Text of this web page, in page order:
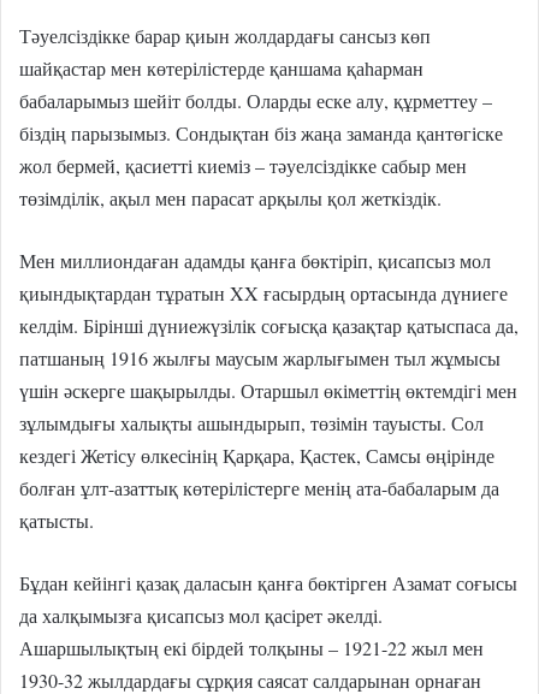
Тәуелсіздікке барар қиын жолдардағы сансыз көп
шайқастар мен көтерілістерде қаншама қаһарман
бабаларымыз шейіт болды. Оларды еске алу, құрметтеу –
біздің парызымыз. Сондықтан біз жаңа заманда қантөгіске
жол бермей, қасиетті киеміз – тәуелсіздікке сабыр мен
төзімділік, ақыл мен парасат арқылы қол жеткіздік.
Мен миллиондаған адамды қанға бөктіріп, қисапсыз мол
қиындықтардан тұратын XX ғасырдың ортасында дүниеге
келдім. Бірінші дүниежүзілік соғысқа қазақтар қатыспаса да,
патшаның 1916 жылғы маусым жарлығымен тыл жұмысы
үшін әскерге шақырылды. Отаршыл өкіметтің өктемдігі мен
зұлымдығы халықты ашындырып, төзімін тауысты. Сол
кездегі Жетісу өлкесінің Қарқара, Қастек, Самсы өңірінде
болған ұлт-азаттық көтерілістерге менің ата-бабаларым да
қатысты.
Бұдан кейінгі қазақ даласын қанға бөктірген Азамат соғысы
да халқымызға қисапсыз мол қасірет әкелді.
Ашаршылықтың екі бірдей толқыны – 1921-22 жыл мен
1930-32 жылдардағы сұрқия саясат салдарынан орнаған